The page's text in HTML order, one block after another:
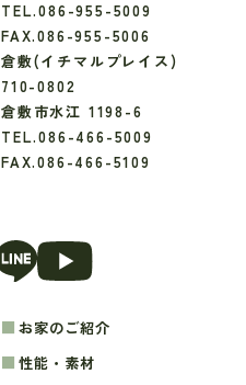
TEL.086-955-5009
FAX.086-955-5006
倉敷(イチマルプレイス)
710-0802
倉敷市水江 1198-6
TEL.086-466-5009
FAX.086-466-5109
お家のご紹介
性能・素材